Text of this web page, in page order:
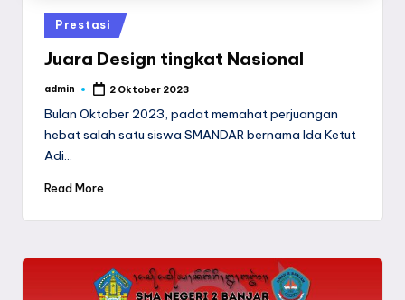
Posted
in
Prestasi
Juara Design tingkat Nasional
Posted
admin 2 Oktober 2023
Bulan Oktober 2023, padat memahat perjuangan
hebat salah satu siswa SMANDAR bernama Ida Ketut
Adi…
Read More